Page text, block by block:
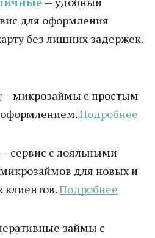
для оформления
без лишних задержек.
— микрозаймы с простым
Подробнее
— сервис с лояльными
для новых и
клиентов.Подробнее
займы с